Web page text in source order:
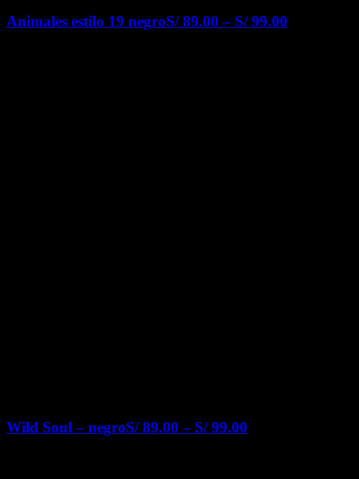
Animales estilo 19 negroS/89.00 – S/99.00
Wild Soul – negroS/89.00 – S/99.00